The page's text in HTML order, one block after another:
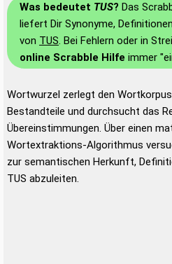
Was bedeutet TUS? Das
liefert Dir Synonyme,
von TUS. Bei Fehlern oder in
online Scrabble Hilfe immer
Wortwurzel zerlegt den
Bestandteile und durchsucht das
Übereinstimmungen. Über einen
Wortextraktions-Algorithmus
zur semantischen Herkunft,
TUS abzuleiten.